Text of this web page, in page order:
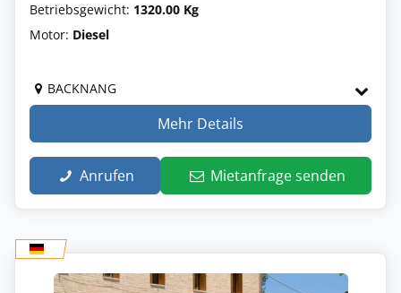
Betriebsgewicht: 1320.00 Kg
Motor: Diesel
BACKNANG
Mehr Details
Anrufen Mietanfrage senden